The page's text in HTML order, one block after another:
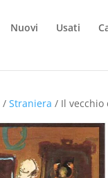
Nuovi Usati
/Straniera / Il vecchio